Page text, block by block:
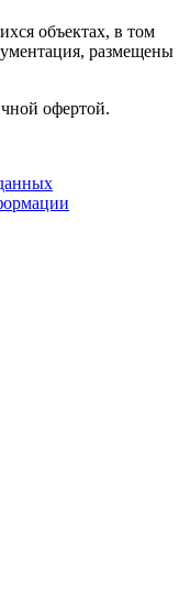
объектах, в том
размещены
офертой.